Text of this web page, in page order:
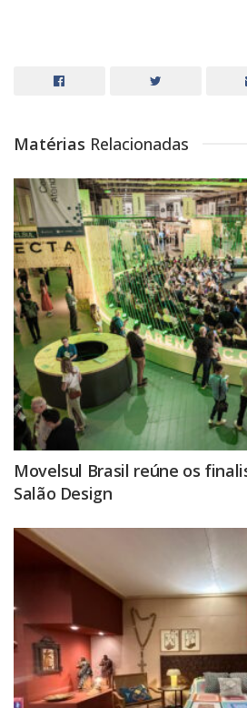
Matérias Relacionadas
Movelsul Brasil reúne os
Salão Design